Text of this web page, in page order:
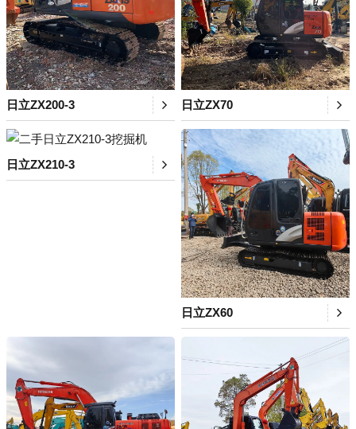
日立ZX200-3 日立ZX70
日立ZX210-3
日立ZX60